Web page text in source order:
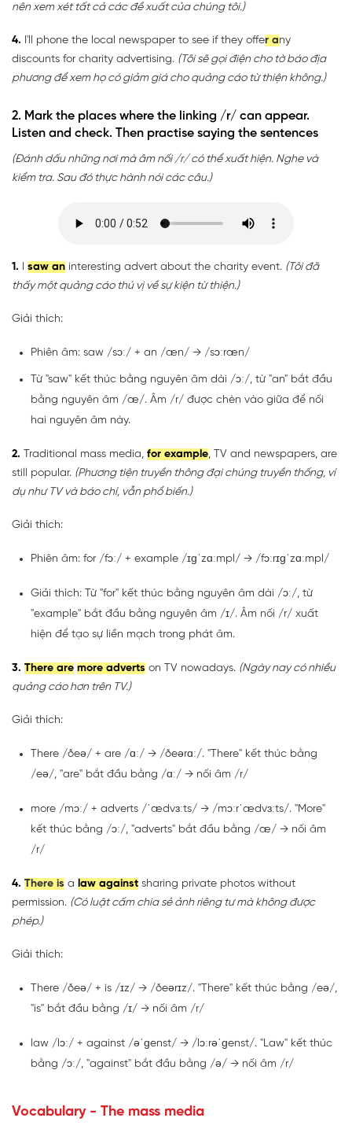
nên xem xét tất cả các đề xuất của chúng tôi.)
4. I'll phone the local newspaper to see if they offer any
discounts for charity advertising. (Tôi sẽ gọi điện cho tờ báo địa
phương để xem họ có giảm giá cho quảng cáo từ thiện không.)
2. Mark the places where the linking /r/ can appear.
Listen and check. Then practise saying the sentences
(Đánh dấu những nơi mà âm nối /r/ có thể xuất hiện. Nghe và
kiểm tra. Sau đó thực hành nói các câu.)
1. saw an interesting advert about the charity event. (Tôi đã
thấy một quảng cáo thú vị về sự kiện từ thiện.)
Giải thích:
Phiên âm: saw /sɔː/ + an /æn/ → /sɔːræn/
Từ "saw" kết thúc bằng nguyên âm dài /ɔː/, từ "an" bắt đầu
bằng nguyên âm /æ/. Âm /r/ được chèn vào giữa để nối
hai nguyên âm này.
2. Traditional mass media, for example, TV and newspapers, are
still popular. (Phương tiện truyền thông đại chúng truyền thống, ví
dụ như TV và báo chí, vẫn phổ biến.)
Giải thích:
Phiên âm: for /fɔː/ + example /ɪɡˈzɑːmpl/ → /fɔːrɪɡˈzɑːmpl/
Giải thích: Từ "for" kết thúc bằng nguyên âm dài /ɔː/, từ
"example" bắt đầu bằng nguyên âm /ɪ/. Âm nối /r/ xuất
hiện để tạo sự liền mạch trong phát âm.
3. There are more adverts on TV nowadays. (Ngày nay có nhiều
quảng cáo hơn trên TV.)
Giải thích:
There /ðeə/ + are /ɑː/ → /ðeərɑː/. "There" kết thúc bằng
/eə/, "are" bắt đầu bằng /ɑː/ → nối âm /r/
more /mɔː/ + adverts /ˈædvɜːts/ → /mɔːrˈædvɜːts/. "More"
kết thúc bằng /ɔː/, "adverts" bắt đầu bằng /æ/ → nối âm
/r/
4. There is a law against sharing private photos without
permission. (Có luật cấm chia sẻ ảnh riêng tư mà không được
phép.)
Giải thích:
There /ðeə/ + is /ɪz/ → /ðeərɪz/. "There" kết thúc bằng /eə/,
"is" bắt đầu bằng /ɪ/ → nối âm /r/
law /lɔː/ + against /əˈɡenst/ → /lɔːrəˈɡenst/. "Law" kết thúc
bằng /ɔː/, "against" bắt đầu bằng /ə/ → nối âm /r/
Vocabulary - The mass media